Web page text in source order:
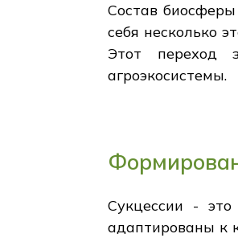
Состав
себя несколько
Этот переход
агроэкосистемы.
Сукцессии -
адаптированы к